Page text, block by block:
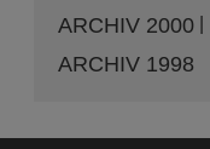
ARCHIV 2000
ARCHIV 1998